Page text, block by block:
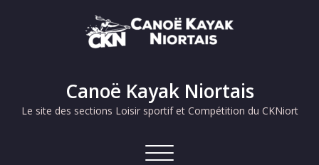
Canoë Kayak Niortais
Le site des sections Loisir sportif et Compétition du CKNiort
Afficher/masquer